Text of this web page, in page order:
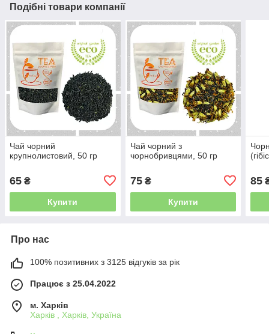
Подібні товари компанії
Чай чорний
крупнолистовий, 50 гр
65 ₴
Купити
Чай чорний з
чорнобривцями, 50 гр
75₴
Купити
85
Про нас
100% позитивних з 3125 відгуків за рік
Працює з 25.04.2022
м. Харків
Харків , Харків, Україна